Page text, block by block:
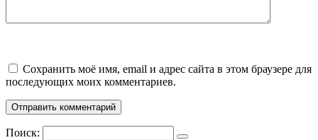
Сохранить моё имя, email и адрес сайта в этом браузере для
последующих моих комментариев.
Поиск: